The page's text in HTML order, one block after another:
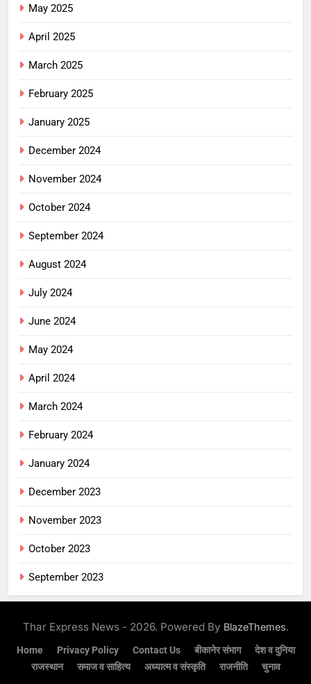
May 2025
April 2025
March 2025
February 2025
January 2025
December 2024
November 2024
October 2024
September 2024
August 2024
July 2024
June 2024
May 2024
April 2024
March 2024
February 2024
January 2024
December 2023
November 2023
October 2023
September 2023
Thar Express News - 2026. Powered By BlazeThemes.
Home Privacy Policy Contact Us बीकानेर संभाग
देश व दुनिया
राजस्थान
समाज व साहित्य अध्यात्म व संस्कृति राजनीति चुनाव